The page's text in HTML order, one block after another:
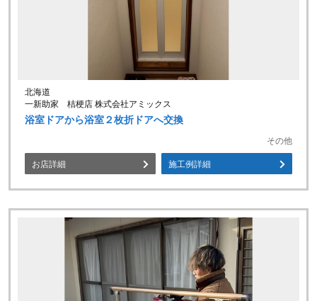
北海道
一新助家 桔梗店 株式会社アミックス
浴室ドアから浴室２枚折ドアへ交換
その他
お店詳細 施工例詳細